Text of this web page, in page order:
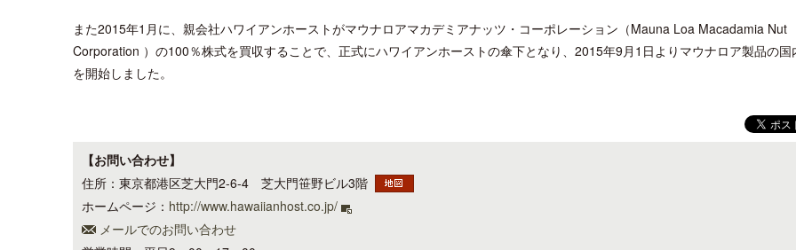
また2015年1月に、親会社ハワイアンホーストがマウナロアマカデミアナッツ・コーポレーション（Mauna Loa Macadamia Nut
Corporation ）の100％株式を買収することで、正式にハワイアンホーストの傘下となり、2015年9月1日よりマウナロア製品の国
を開始しました。
【お問い合わせ】
住所：東京都港区芝大門2-6-4 芝大門笹野ビル3階
ホームページ： http://www.hawaiianhost.co.jp/
メールでのお問い合わせ